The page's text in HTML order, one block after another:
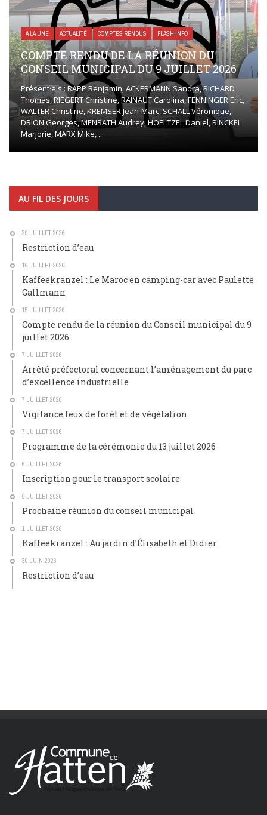
A LA UNE ACTUALITÉ COMPTES RENDUS FLASH INFO
COMPTE RENDU DE LA RÉUNION DU
CONSEIL MUNICIPAL DU 9 JUILLET 2026
Présent·e·s : RAPP Benjamin, ACKERMANN Sandra, RICHARD
Thomas, RIEGERT Christine, RAINAUT Carolina, FENNINGER Eric,
WALTER Christine, KREMSER Jean-Marc, SCHALL Véronique,
DRION Georges, MENRATH Audrey, HOELTZEL Daniel, RINCKEL
Marjorie, MARX Mike, ...
AU FIL DES JOURS
29 JUILLET 2026
Restriction d’eau
16 JUILLET 2026
Kaffeekranzel : Le Maroc en camping-car avec Paulette
Gallmann
15 JUILLET 2026
Compte rendu de la réunion du Conseil municipal du 9
juillet 2026
7 JUILLET 2026
Arrêté préfectoral concernant l’aménagement du parc
d’excellence industrielle
7 JUILLET 2026
Vigilance feux de forêt et de végétation
7 JUILLET 2026
Programme de la cérémonie du 13 juillet 2026
6 JUILLET 2026
Inscription pour le transport scolaire
6 JUILLET 2026
Prochaine réunion du conseil municipal
1 JUILLET 2026
Kaffeekranzel : Au jardin d’Élisabeth et Didier
30 JUIN 2026
Restriction d’eau